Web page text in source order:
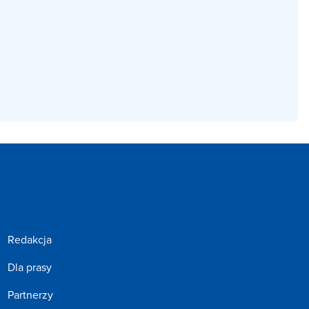
Redakcja
Dla prasy
Partnerzy